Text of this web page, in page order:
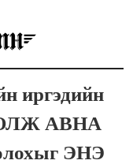
иргэдийн
АВНА
ЭНЭ